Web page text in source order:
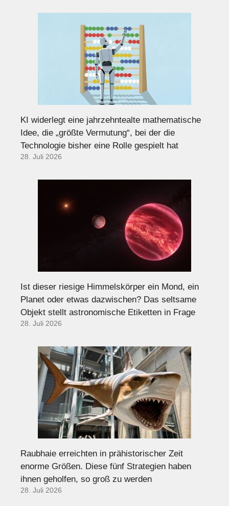
KI widerlegt eine jahrzehntealte mathematische
Idee, die „größte Vermutung“, bei der die
Technologie bisher eine Rolle gespielt hat
28. Juli 2026
Ist dieser riesige Himmelskörper ein Mond, ein
Planet oder etwas dazwischen? Das seltsame
Objekt stellt astronomische Etiketten in Frage
28. Juli 2026
Raubhaie erreichten in prähistorischer Zeit
enorme Größen. Diese fünf Strategien haben
ihnen geholfen, so groß zu werden
28. Juli 2026